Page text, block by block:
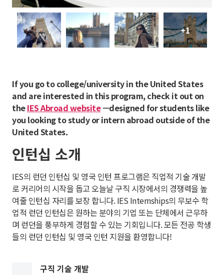
+1
If you go to college/university in the United States
and are interested in this program, check it out on
theIES Abroad website—designed for students like
you looking to study or intern abroad outside of the
United States.
인턴십 소개
IES의 런던 인턴십 및 영국 인턴 프로그램은 직업적 기술 개발
로 커리어의 시작을 돕고 오늘날 구직 시장에서의 경쟁력을 높
여줄 인턴십 자리를 보장 합니다. IES Internships의 무보수 학
업적 런던 인턴십은 원하는 분야의 기업 또는 단체에서 근무하
며 런던을 풍부하게 경험할 수 있는 기회입니다. 모든 전공 학생
들의 런던 인턴십 및 영국 인턴 지원을 환영합니다!
구직 기술 개발